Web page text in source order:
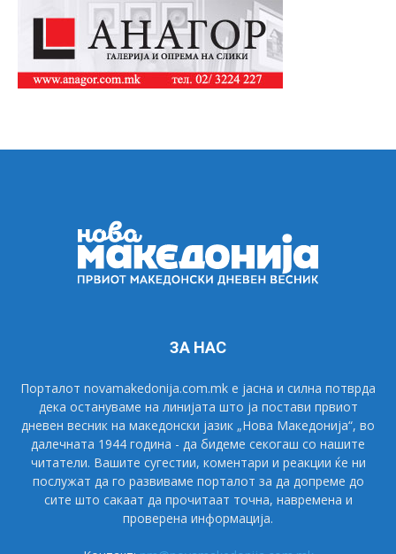
ЗА НАС
Порталот novamakedonija.com.mk е јасна и силна потврда
дека остануваме на линијата што ја постави првиот
дневен весник на македонски јазик „Нова Македонија“, во
далечната 1944 година - да бидеме секогаш со нашите
читатели. Вашите сугестии, коментари и реакции ќе ни
послужат да го развиваме порталот за да допреме до
сите што сакаат да прочитаат точна, навремена и
проверена информација.